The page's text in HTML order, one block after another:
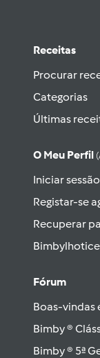
Receitas
Procurar
Categorias
Últimas
O Meu Perfil
Iniciar sessão
Registar-se
Recuperar
Fórum
Boas-vindas
Bimby ®
Bimby ® 5ª